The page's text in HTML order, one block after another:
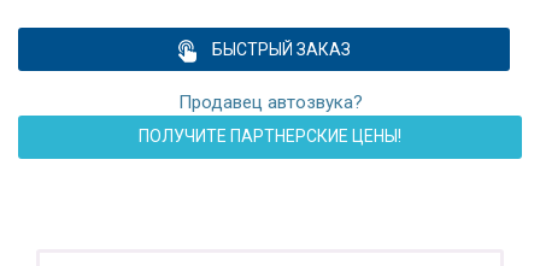
БЫСТРЫЙ ЗАКАЗ
Продавец автозвука?
ПОЛУЧИТЕ ПАРТНЕРСКИЕ ЦЕНЫ!